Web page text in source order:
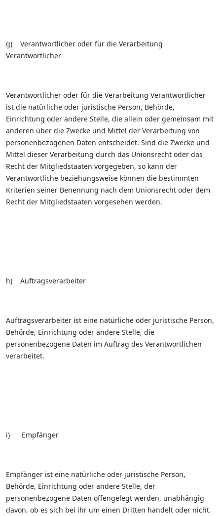
g) Verantwortlicher oder für die Verarbeitung
Verantwortlicher
Verantwortlicher oder für die Verarbeitung Verantwortlicher
ist die natürliche oder juristische Person, Behörde,
Einrichtung oder andere Stelle, die allein oder gemeinsam mit
anderen über die Zwecke und Mittel der Verarbeitung von
personenbezogenen Daten entscheidet. Sind die Zwecke und
Mittel dieser Verarbeitung durch das Unionsrecht oder das
Recht der Mitgliedstaaten vorgegeben, so kann der
Verantwortliche beziehungsweise können die bestimmten
Kriterien seiner Benennung nach dem Unionsrecht oder dem
Recht der Mitgliedstaaten vorgesehen werden.
h) Auftragsverarbeiter
Auftragsverarbeiter ist eine natürliche oder juristische Person,
Behörde, Einrichtung oder andere Stelle, die
personenbezogene Daten im Auftrag des Verantwortlichen
verarbeitet.
i) Empfänger
Empfänger ist eine natürliche oder juristische Person,
Behörde, Einrichtung oder andere Stelle, der
personenbezogene Daten offengelegt werden, unabhängig
davon, ob es sich bei ihr um einen Dritten handelt oder nicht.